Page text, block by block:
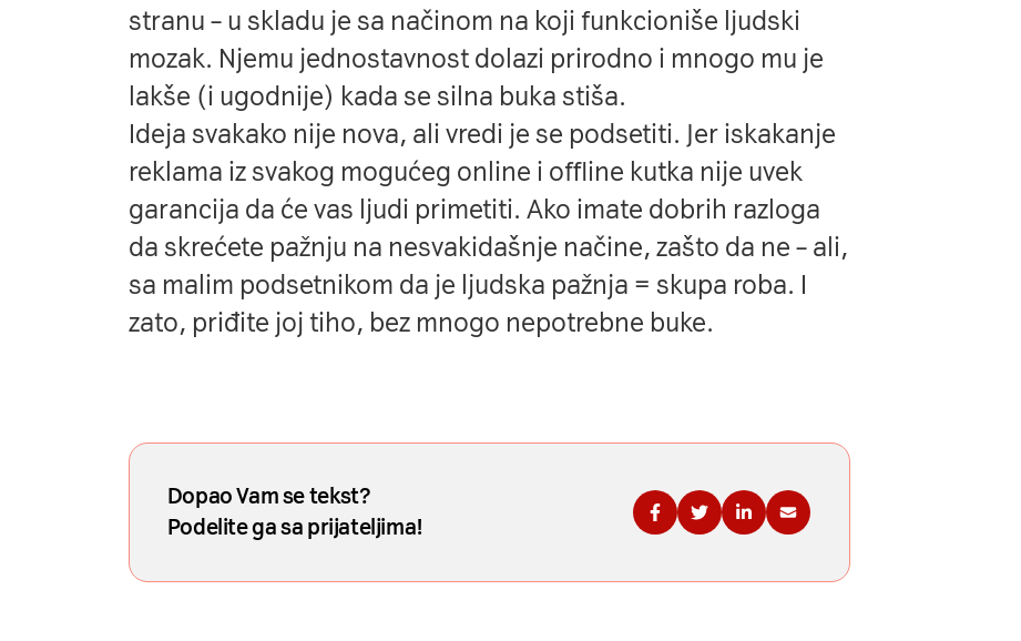
stranu – u skladu je sa načinom na koji funkcioniše ljudski
mozak. Njemu jednostavnost dolazi prirodno i mnogo mu je
lakše (i ugodnije) kada se silna buka stiša.
Ideja svakako nije nova, ali vredi je se podsetiti. Jer iskakanje
reklama iz svakog mogućeg online i offline kutka nije uvek
garancija da će vas ljudi primetiti. Ako imate dobrih razloga
da skrećete pažnju na nesvakidašnje načine, zašto da ne – ali,
sa malim podsetnikom da je ljudska pažnja = skupa roba. I
zato, priđite joj tiho, bez mnogo nepotrebne buke.
Dopao Vam se tekst?
Podelite ga sa prijateljima!
Podelite na Fejsbuku
Podelite na Tviteru
Podelite na Linkdinu
Podelite na imejl